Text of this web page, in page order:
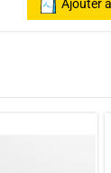
Ajouter